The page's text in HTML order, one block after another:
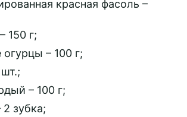
красная фасоль –
150 г;
– 100 г;
– 100 г;
2 зубка;